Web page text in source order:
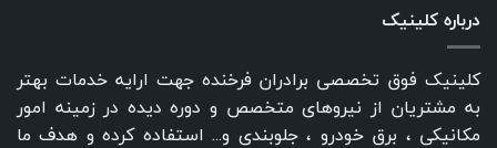
درباره کلینیک
کلینیک فوق تخصصی برادران فرخنده جهت ارایه خدمات بهتر
به مشتریان از نیروهای متخصص و دوره دیده در زمینه امور
مکانیکی ، برق خودرو ، جلوبندی و... استفاده کرده و هدف ما